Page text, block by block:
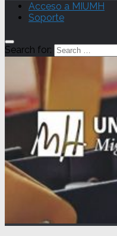
Acceso a MIUMH
Soporte
Search for: